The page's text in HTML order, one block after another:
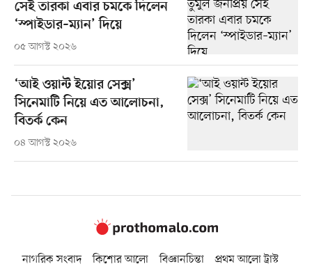
সেই তারকা এবার চমকে দিলেন
‘স্পাইডার–ম্যান’ দিয়ে
০৫ আগস্ট ২০২৬
‘আই ওয়ান্ট ইয়োর সেক্স’
সিনেমাটি নিয়ে এত আলোচনা,
বিতর্ক কেন
০৪ আগস্ট ২০২৬
নাগরিক সংবাদ কিশোর আলো বিজ্ঞানচিন্তা
প্রথম আলো ট্রাস্ট